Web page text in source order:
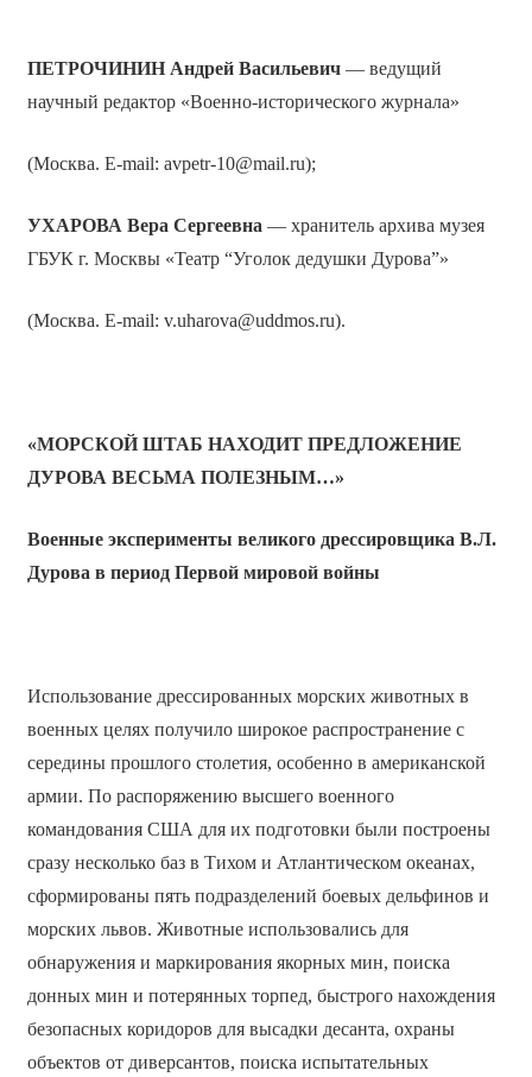
ПЕТРОЧИНИН Андрей Васильевич— ведущий
научный редактор «Военно-исторического журнала»
(Москва. E-mail: avpetr-10@mail.ru);
УХАРОВА Вера Сергеевна — хранитель архива музея
ГБУК г. Москвы «Театр “Уголок дедушки Дурова”»
(Москва. E-mail: v.uharova@uddmos.ru).
«МОРСКОЙ ШТАБ НАХОДИТ ПРЕДЛОЖЕНИЕ
ДУРОВА ВЕСЬМА ПОЛЕЗНЫМ…»
Военные эксперименты великого дрессировщика В.Л.
Дурова в период Первой мировой войны
Использование дрессированных морских животных в
военных целях получило широкое распространение с
середины прошлого столетия, особенно в американской
армии. По распоряжению высшего военного
командования США для их подготовки были построены
сразу несколько баз в Тихом и Атлантическом океанах,
сформированы пять подразделений боевых дельфинов и
морских львов. Животные использовались для
обнаружения и маркирования якорных мин, поиска
донных мин и потерянных торпед, быстрого нахождения
безопасных коридоров для высадки десанта, охраны
объектов от диверсантов, поиска испытательных